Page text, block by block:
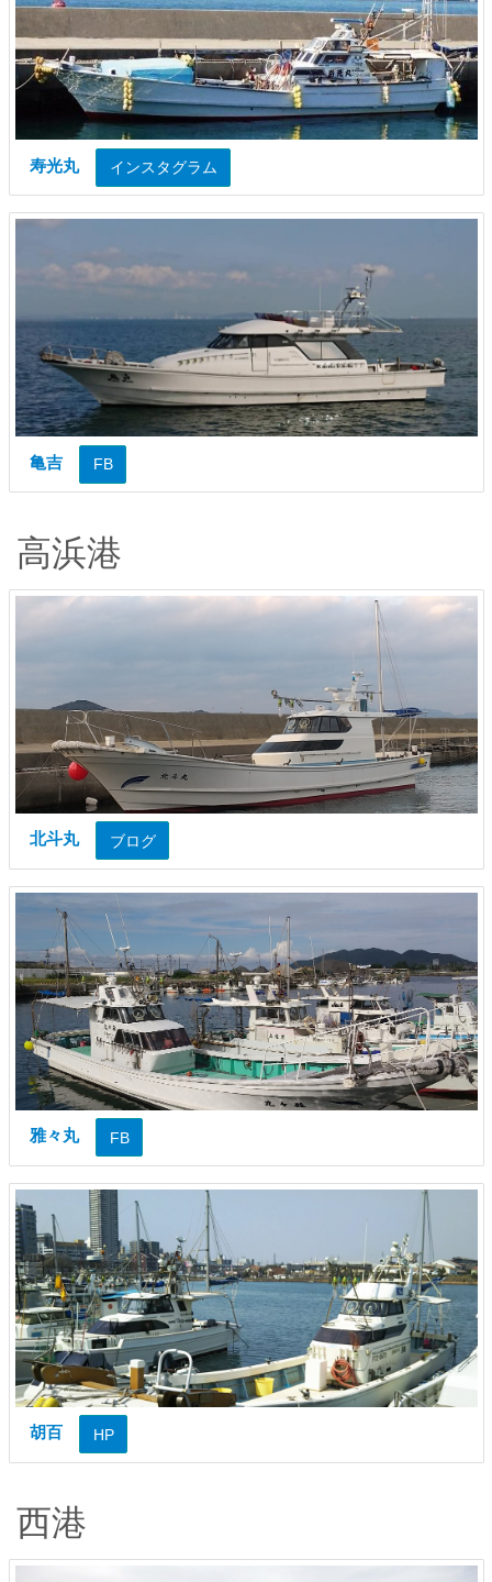
寿光丸 インスタグラム
亀吉 FB
高浜港
北斗丸 ブログ
雅々丸 FB
胡百 HP
西港